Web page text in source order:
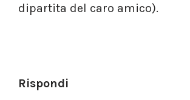
dipartita del caro amico).
Rispondi